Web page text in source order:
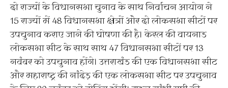
दो राज्यों के विधानसभा चुनाव के साथ निर्वाचन आयोग ने
15 राज्यों में 48 विधानसभा क्षेत्रों और दो लोकसभा सीटों पर
उपचुनाव कराए जाने की घोषणा की है। केरल की वायनाड
लोकसभा सीट के साथ साथ 47 विधानसभा सीटों पर 13
नवंबर को उपचुनाव होंगे। उत्तराखंड की एक विधानसभा सीट
और महाराष्ट्र की नांदेड़ की एक लोकसभा सीट पर उपचुनाव